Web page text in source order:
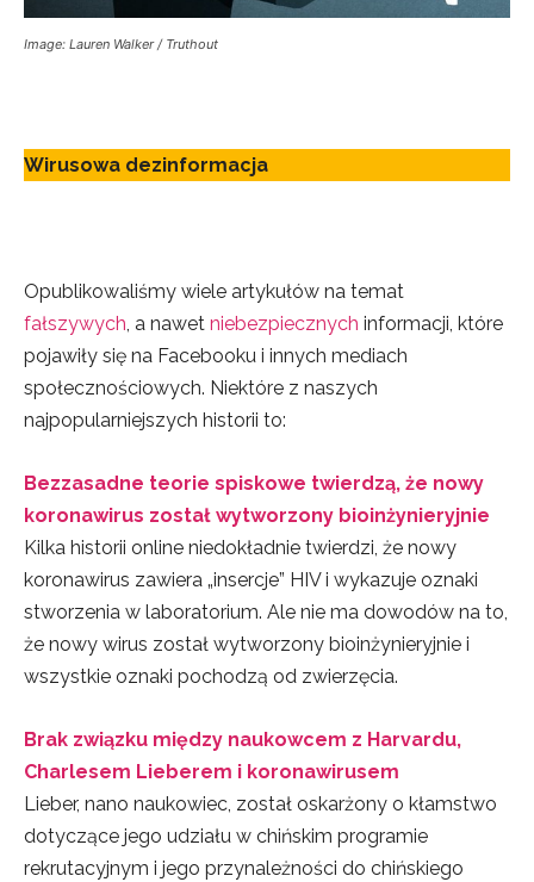
Image: Lauren Walker / Truthout
Wirusowa dezinformacja
Opublikowaliśmy wiele artykułów na temat
fałszywych , a nawet niebezpiecznych informacji, które
pojawiły się na Facebooku i innych mediach
społecznościowych. Niektóre z naszych
najpopularniejszych historii to:
Bezzasadne teorie spiskowe twierdzą, że nowy
koronawirus został wytworzony bioinżynieryjnie
Kilka historii online niedokładnie twierdzi, że nowy
koronawirus zawiera „insercje” HIV i wykazuje oznaki
stworzenia w laboratorium. Ale nie ma dowodów na to,
że nowy wirus został wytworzony bioinżynieryjnie i
wszystkie oznaki pochodzą od zwierzęcia.
Brak związku między naukowcem z Harvardu,
Charlesem Lieberem i koronawirusem
Lieber, nano naukowiec, został oskarżony o kłamstwo
dotyczące jego udziału w chińskim programie
rekrutacyjnym i jego przynależności do chińskiego